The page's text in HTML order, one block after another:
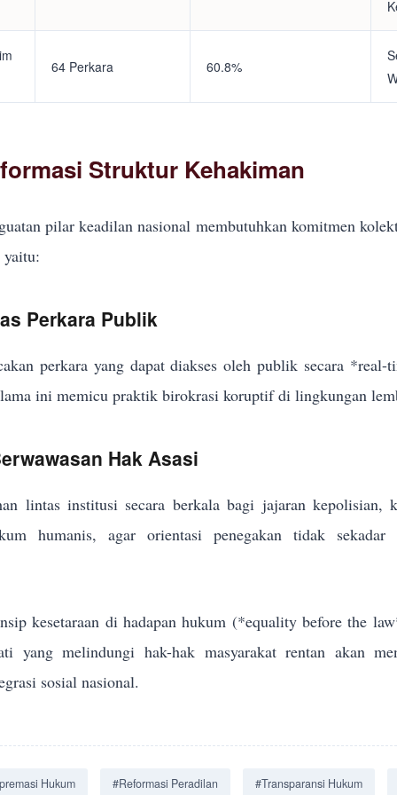
64 Perkara 60.8%
Struktur Kehakiman
pilar keadilan nasional membutuhkan komitmen
yaitu:
Perkara Publik
perkara yang dapat diakses oleh publik secara
ini memicu praktik birokrasi koruptif di lingkungan
Hak Asasi
lintas institusi secara berkala bagi jajaran kepolisian,
humanis, agar orientasi penegakan tidak
kesetaraan di hadapan hukum (*equality before the
yang melindungi hak-hak masyarakat rentan akan
sosial nasional.
Hukum #Reformasi Peradilan #Transparansi Hukum